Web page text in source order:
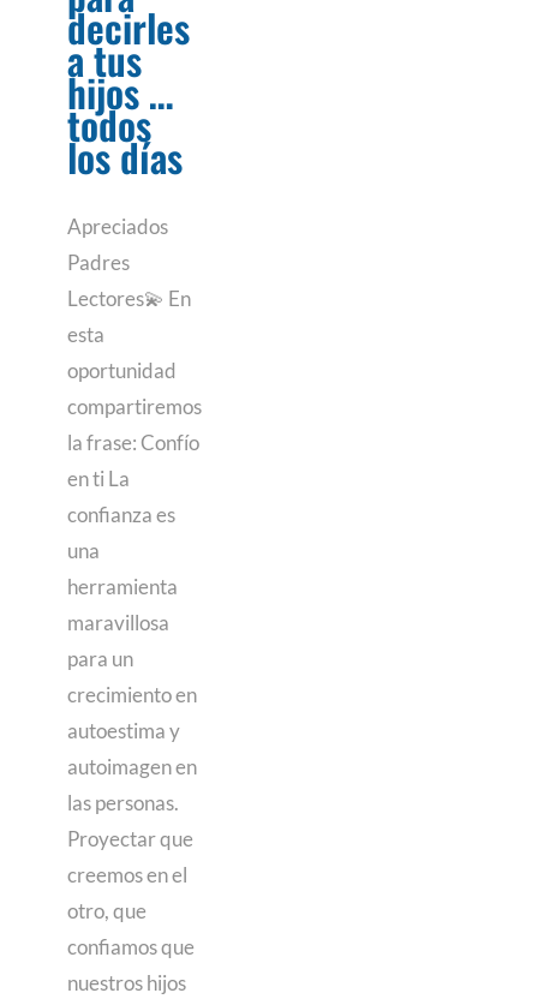
decirles
a tus
hijos …
todos
los días
Apreciados
Padres
Lectores💫 En
esta
oportunidad
compartiremos
la frase: Confío
en ti La
confianza es
una
herramienta
maravillosa
para un
crecimiento en
autoestima y
autoimagen en
las personas.
Proyectar que
creemos en el
otro, que
confiamos que
nuestros hijos